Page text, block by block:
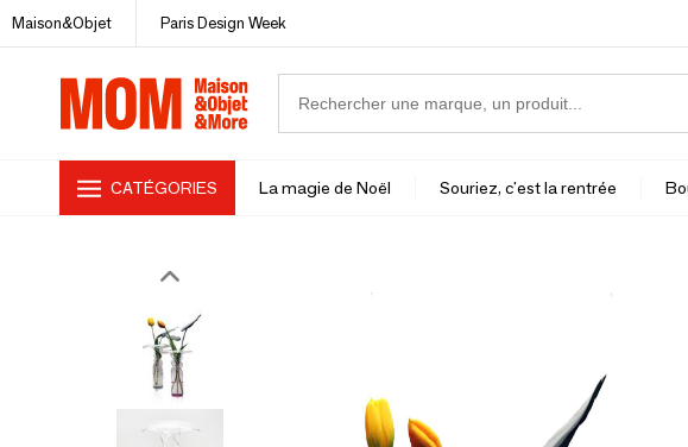
Maison&Objet Paris Design Week
CATÉGORIES La magie de Noël Souriez, c'est la rentrée